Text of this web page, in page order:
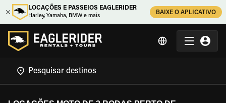
LOCAÇÕES E PASSEIOS EAGLERIDER
Harley, Yamaha, BMW e mais
BAIXE O APLICATIVO